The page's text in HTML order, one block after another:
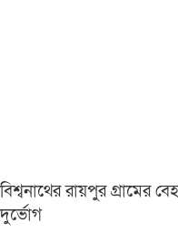
বিশ্বনাথের রায়পুর গ্রামের
দুর্ভোগ